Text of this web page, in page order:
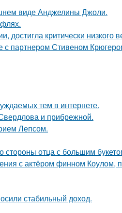
виде Анджелины Джоли.
достигла критически низкого
с партнером Стивеном
тем в интернете.
и прибрежной.
Лепсом.
стороны отца с большим
с актёром финном Коулом,
стабильный доход.